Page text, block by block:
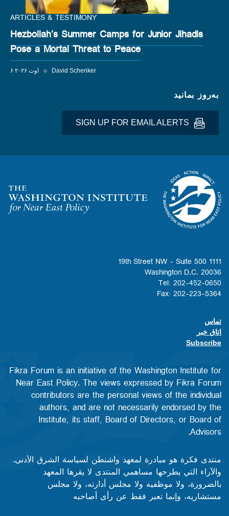
ARTICLES & TESTIMONY
Hezbollah’s Summer Camps for Junior Jihadis
Pose a Mortal Threat to Peace
۶ اوت ۲۰۲۶ ◆ David Schenker
به‌روز بمانید
Homepage
1111 19th Street NW - Suite 500
Washington D.C. 20036
Tel: 202-452-0650
Fax: 202-223-5364
Footer contact links
تماس
اتاق خبر
Subscribe
Fikra Forum is an initiative of the Washington Institute for
Near East Policy. The views expressed by Fikra Forum
contributors are the personal views of the individual
authors, and are not necessarily endorsed by the
Institute, its staff, Board of Directors, or Board of
Advisors.​​
منتدى فكرة هو مبادرة لمعهد واشنطن لسياسة الشرق الأدنى.
والآراء التي يطرحها مساهمي المنتدى لا يقرها المعهد
بالضرورة، ولا موظفيه ولا مجلس أدارته، ولا مجلس
مستشاريه، وإنما تعبر فقط عن رأى أصاحبه